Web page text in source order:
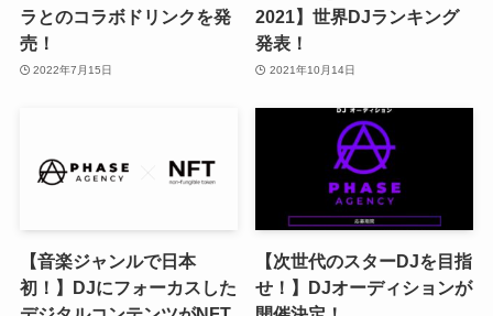
ラとのコラボドリンクを発
売！
2022年7月15日
2021】世界DJランキング
発表！
2021年10月14日
【音楽ジャンルで日本
初！】DJにフォーカスした
【次世代のスターDJを目指
せ！】DJオーディションが